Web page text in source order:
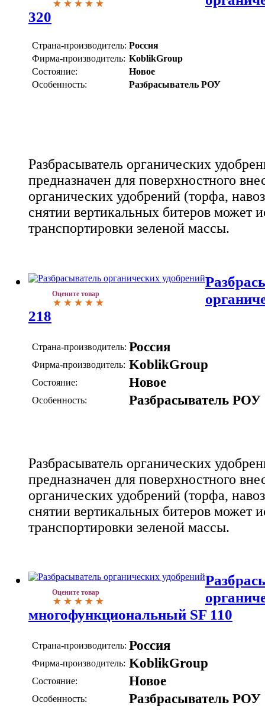
320
Страна-производитель: Россия
Фирма-производитель: KoblikGroup
Состояние:
Новое
Особенность:
Разбрасыватель РОУ
Разбрасыватель органических
предназначен для поверхностного
органических удобрений (торфа,
снятии вертикальных битеров может
транспортировки зеленой массы.
Оцените товар
218
Страна-производитель: Россия
Фирма-производитель: KoblikGroup
Состояние: Новое
Особенность: Разбрасыватель РОУ
Разбрасыватель органических
предназначен для поверхностного
органических удобрений (торфа,
снятии вертикальных битеров может
транспортировки зеленой массы.
Оцените товар
многофункциональный SF 110
Страна-производитель: Россия
Фирма-производитель: KoblikGroup
Состояние: Новое
Особенность: Разбрасыватель РОУ